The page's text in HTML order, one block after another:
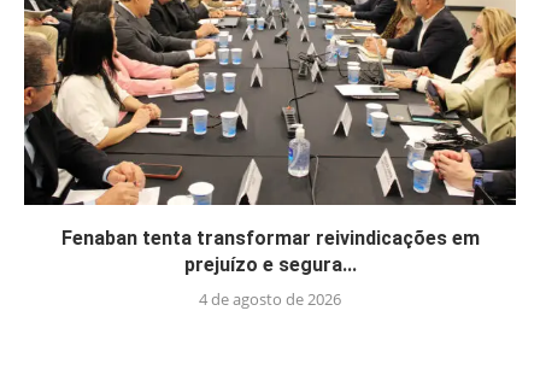
Fenaban tenta transformar reivindicações em
prejuízo e segura...
4 de agosto de 2026